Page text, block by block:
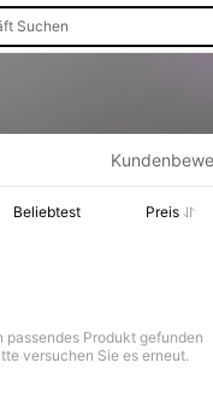
Suchen
Verkaufs- und
Beliebtest Preis
passendes Produkt gefunden
versuchen Sie es erneut.